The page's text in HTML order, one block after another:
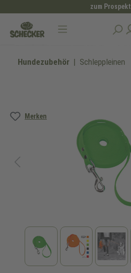
zum Prospekt
Hundezubehör Schleppleinen
Merken
Bildergalerie überspringen